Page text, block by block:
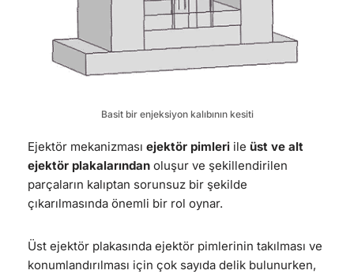
Basit bir enjeksiyon kalıbının kesiti
Ejektör mekanizması ejektör pimleri ile üst ve alt
ejektör plakalarından oluşur ve şekillendirilen
parçaların kalıptan sorunsuz bir şekilde
çıkarılmasında önemli bir rol oynar.
Üst ejektör plakasında ejektör pimlerinin takılması ve
konumlandırılması için çok sayıda delik bulunurken,